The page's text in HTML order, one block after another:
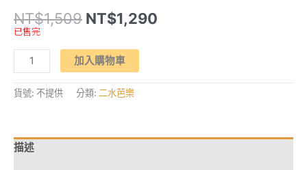
NT$1,509 原
始
格：
NT$1,509。
NT$1,290
已售完
【種
芭
樂】
水
薄
芭
樂
加入購物車
貨號: 不提供 分類: 二水芭樂
描述